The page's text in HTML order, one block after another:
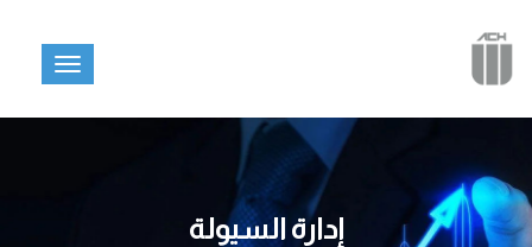
إدارة السيولة